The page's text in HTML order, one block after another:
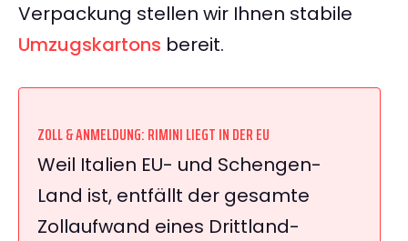
Verpackung stellen wir Ihnen stabile
Umzugskartons bereit.
ZOLL & ANMELDUNG: RIMINI LIEGT IN DER EU
Weil Italien EU- und Schengen-
Land ist, entfällt der gesamte
Zollaufwand eines Drittland-